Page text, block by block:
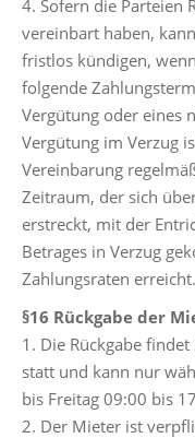
4. Sofern die Parteien
vereinbart haben,
fristlos kündigen,
folgende
Vergütung oder eines
Vergütung im Verzug
Vereinbarung
Zeitraum, der sich
erstreckt, mit der
Betrages in Verzug
Zahlungsraten erreicht.
§16 Rückgabe der
1. Die Rückgabe
statt und kann nur
bis Freitag 09:00 bis
2. Der Mieter ist